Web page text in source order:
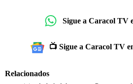
Sigue a Caracol TV
📺 Sigue a Caracol TV
Relacionados